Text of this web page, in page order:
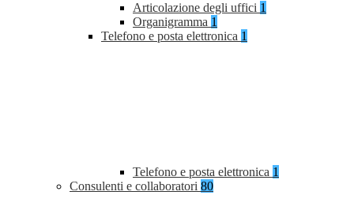
Articolazione degli uffici 1
Organigramma 1
Telefono e posta elettronica 1
Telefono e posta elettronica 1
Consulenti e collaboratori 80